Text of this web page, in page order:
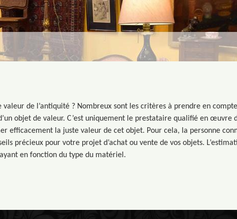
de l’antiquité ? Nombreux sont les critères à prendre en
objet de valeur. C’est uniquement le prestataire qualifié en œuvre
efficacement la juste valeur de cet objet. Pour cela, la personne
précieux pour votre projet d’achat ou vente de vos objets.
en fonction du type du matériel.